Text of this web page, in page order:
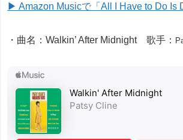
▶ Amazon Musicで「All I Have to Do Is
・曲名：Walkin’ After Midnight 歌手：